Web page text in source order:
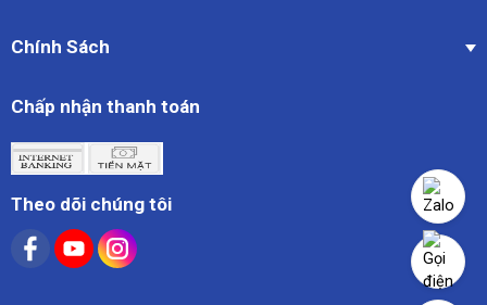
Chính Sách
Chấp nhận thanh toán
Theo dõi chúng tôi